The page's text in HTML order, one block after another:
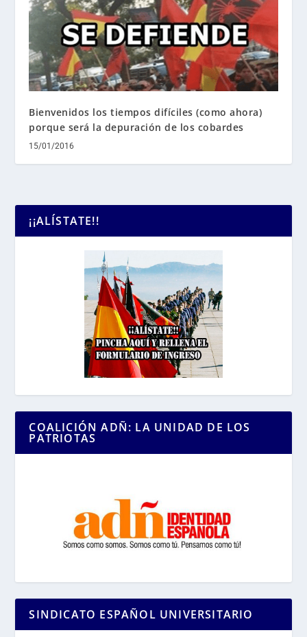
Bienvenidos los tiempos difíciles (como ahora)
porque será la depuración de los cobardes
15/01/2016
¡¡ALÍSTATE!!
COALICIÓN ADÑ: LA UNIDAD DE LOS
PATRIOTAS
SINDICATO ESPAÑOL UNIVERSITARIO